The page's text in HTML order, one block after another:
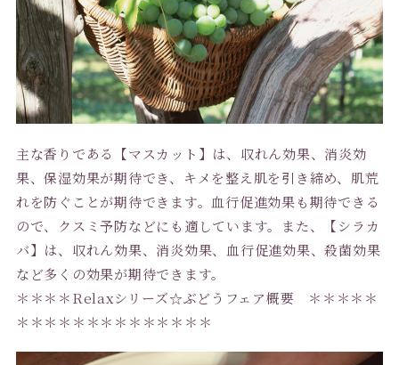
主な香りである【マスカット】は、収れん効果、消炎効
果、保湿効果が期待でき、キメを整え肌を引き締め、肌荒
れを防ぐことが期待できます。血行促進効果も期待できる
ので、クスミ予防などにも適しています。また、【シラカ
バ】は、収れん効果、消炎効果、血行促進効果、殺菌効果
など多くの効果が期待できます。
＊＊＊＊Relaxシリーズ☆ぶどうフェア概要 ＊＊＊＊＊
＊＊＊＊＊＊＊＊＊＊＊＊＊＊